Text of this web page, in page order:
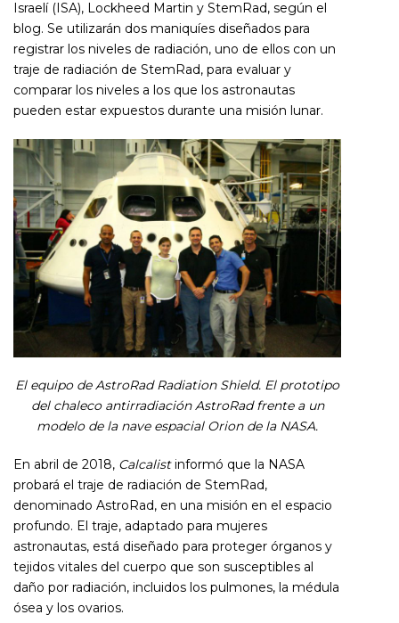
Israelí (ISA), Lockheed Martin y StemRad, según el
blog. Se utilizarán dos maniquíes diseñados para
registrar los niveles de radiación, uno de ellos con un
traje de radiación de StemRad, para evaluar y
comparar los niveles a los que los astronautas
pueden estar expuestos durante una misión lunar.
El equipo de AstroRad Radiation Shield. El prototipo
del chaleco antirradiación AstroRad frente a un
modelo de la nave espacial Orion de la NASA.
En abril de 2018, Calcalistinformó que la NASA
probará el traje de radiación de StemRad,
denominado AstroRad, en una misión en el espacio
profundo. El traje, adaptado para mujeres
astronautas, está diseñado para proteger órganos y
tejidos vitales del cuerpo que son susceptibles al
daño por radiación, incluidos los pulmones, la médula
ósea y los ovarios.